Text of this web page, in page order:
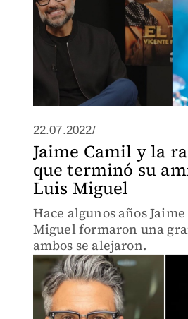
22.07.2022/
Jaime Camil y la
que terminó su
Luis Miguel
Hace algunos años
Miguel formaron una
ambos se alejaron.